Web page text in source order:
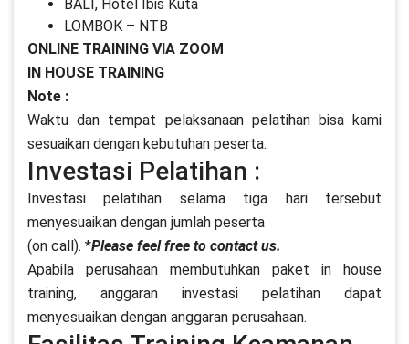
BALI, Hotel Ibis Kuta
LOMBOK – NTB
ONLINE TRAINING VIA ZOOM
IN HOUSE TRAINING
Note :
Waktu dan tempat pelaksanaan pelatihan bisa kami
sesuaikan dengan kebutuhan peserta.
Investasi Pelatihan :
Investasi pelatihan selama tiga hari tersebut
menyesuaikan dengan jumlah peserta
(on call). *Please feel free to contact us.
Apabila perusahaan membutuhkan paket in house
training, anggaran investasi pelatihan dapat
menyesuaikan dengan anggaran perusahaan.